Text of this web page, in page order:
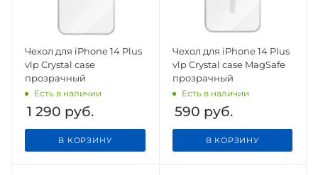
Чехол для iPhone 14 Plus
vlp Crystal case
прозрачный
Есть в наличии
1 290 руб.
В КОРЗИНУ
Чехол для iPhone 14 Plus
vlp Crystal case MagSafe
прозрачный
Есть в наличии
590 руб.
В КОРЗИНУ